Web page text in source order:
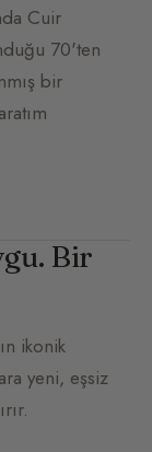
Cuir
70'ten
bir
Bir
ikonik
yeni, eşsiz